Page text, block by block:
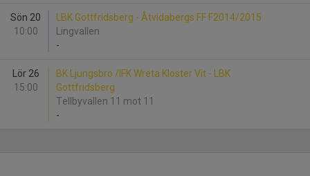
Sön 20
10:00
LBK Gottfridsberg - Åtvidabergs FF F2014/2015
Lingvallen
-
Lör 26
15:00
BK Ljungsbro /IFK Wreta Kloster Vit - LBK
Gottfridsberg
Tellbyvallen 11 mot 11
-